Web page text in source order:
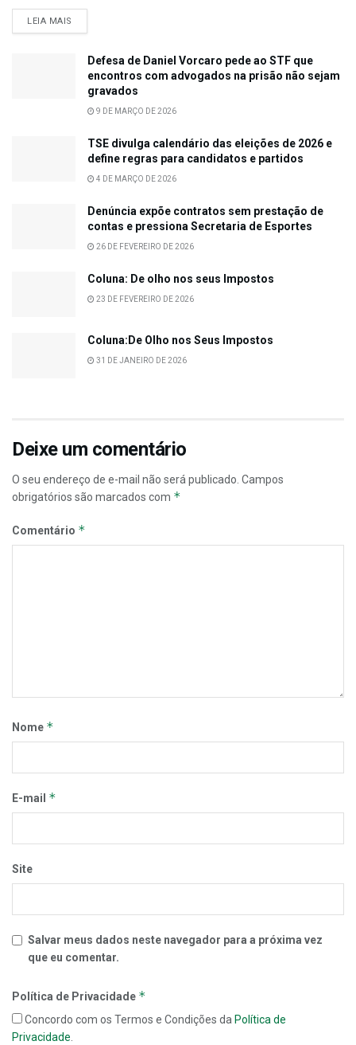
LEIA MAIS
Defesa de Daniel Vorcaro pede ao STF que
encontros com advogados na prisão não sejam
gravados
9 DE MARÇO DE 2026
TSE divulga calendário das eleições de 2026 e
define regras para candidatos e partidos
4 DE MARÇO DE 2026
Denúncia expõe contratos sem prestação de
contas e pressiona Secretaria de Esportes
26 DE FEVEREIRO DE 2026
Coluna: De olho nos seus Impostos
23 DE FEVEREIRO DE 2026
Coluna:De Olho nos Seus Impostos
31 DE JANEIRO DE 2026
Deixe um comentário
O seu endereço de e-mail não será publicado. Campos
obrigatórios são marcados com *
Comentário *
Nome *
E-mail *
Site
Salvar meus dados neste navegador para a próxima vez
que eu comentar.
Política de Privacidade *
Concordo com os Termos e Condições da Política de
Privacidade